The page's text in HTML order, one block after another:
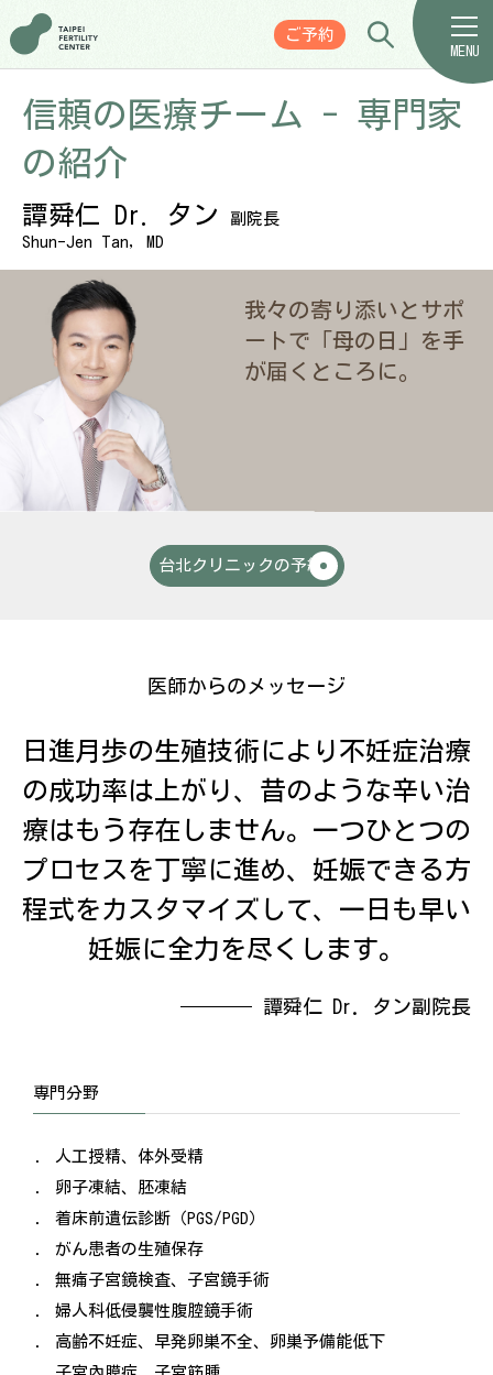
ご予約
MENU
信頼の医療チーム - 専門家
の紹介
譚舜仁 Dr. タン
副院長
Shun-Jen Tan, MD
我々の寄り添いとサポ
ートで「母の日」を手
が届くところに。
台北クリニックの予約
医師からのメッセージ
日進月歩の生殖技術により不妊症治療
の成功率は上がり、昔のような辛い治
療はもう存在しません。一つひとつの
プロセスを丁寧に進め、妊娠できる方
程式をカスタマイズして、一日も早い
妊娠に全力を尽くします。
譚舜仁 Dr. タン副院長
専門分野
人工授精、体外受精
卵子凍結、胚凍結
着床前遺伝診断（PGS/PGD）
がん患者の生殖保存
無痛子宮鏡検査、子宮鏡手術
婦人科低侵襲性腹腔鏡手術
高齢不妊症、早発卵巣不全、卵巣予備能低下